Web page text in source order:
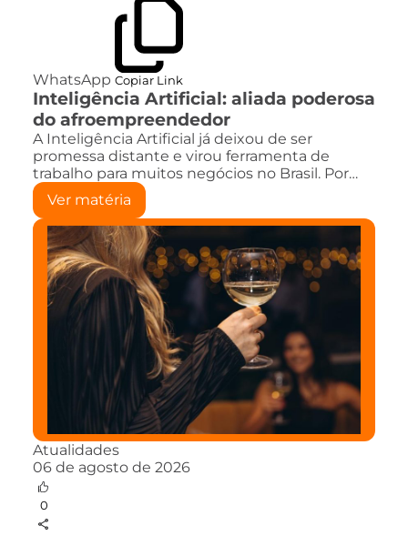
WhatsApp Copiar Link
Inteligência Artificial: aliada poderosa
do afroempreendedor
A Inteligência Artificial já deixou de ser
promessa distante e virou ferramenta de
trabalho para muitos negócios no Brasil. Por…
Ver matéria
Atualidades
06 de agosto de 2026
0